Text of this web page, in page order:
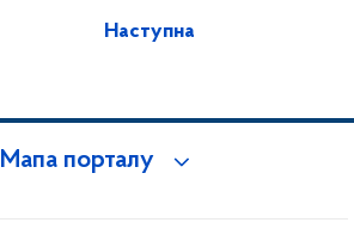
Наступна
Мапа порталу